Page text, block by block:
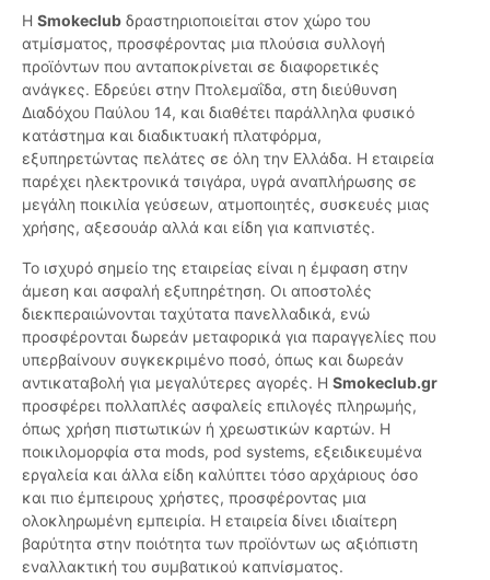
Η Smokeclub δραστηριοποιείται στον χώρο του
ατμίσματος, προσφέροντας μια πλούσια συλλογή
προϊόντων που ανταποκρίνεται σε διαφορετικές
ανάγκες. Εδρεύει στην Πτολεμαΐδα, στη διεύθυνση
Διαδόχου Παύλου 14, και διαθέτει παράλληλα φυσικό
κατάστημα και διαδικτυακή πλατφόρμα,
εξυπηρετώντας πελάτες σε όλη την Ελλάδα. Η εταιρεία
παρέχει ηλεκτρονικά τσιγάρα, υγρά αναπλήρωσης σε
μεγάλη ποικιλία γεύσεων, ατμοποιητές, συσκευές μιας
χρήσης, αξεσουάρ αλλά και είδη για καπνιστές.
Το ισχυρό σημείο της εταιρείας είναι η έμφαση στην
άμεση και ασφαλή εξυπηρέτηση. Οι αποστολές
διεκπεραιώνονται ταχύτατα πανελλαδικά, ενώ
προσφέρονται δωρεάν μεταφορικά για παραγγελίες που
υπερβαίνουν συγκεκριμένο ποσό, όπως και δωρεάν
αντικαταβολή για μεγαλύτερες αγορές. Η Smokeclub.gr
προσφέρει πολλαπλές ασφαλείς επιλογές πληρωμής,
όπως χρήση πιστωτικών ή χρεωστικών καρτών. Η
ποικιλομορφία στα mods, pod systems, εξειδικευμένα
εργαλεία και άλλα είδη καλύπτει τόσο αρχάριους όσο
και πιο έμπειρους χρήστες, προσφέροντας μια
ολοκληρωμένη εμπειρία. Η εταιρεία δίνει ιδιαίτερη
βαρύτητα στην ποιότητα των προϊόντων ως αξιόπιστη
εναλλακτική του συμβατικού καπνίσματος.